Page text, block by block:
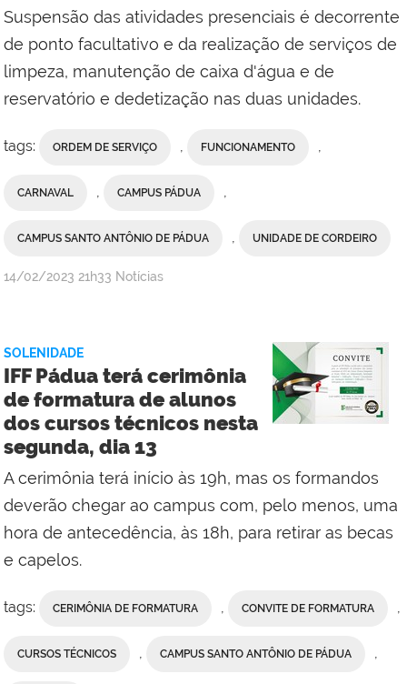
Social
do
Campus
Pádua
Suspensão das atividades presenciais é decorrente
de ponto facultativo e da realização de serviços de
limpeza, manutenção de caixa d'água e de
reservatório e dedetização nas duas unidades.
tags: ORDEM DE SERVIÇO , FUNCIONAMENTO ,
CARNAVAL , CAMPUS PÁDUA ,
CAMPUS SANTO ANTÔNIO DE PÁDUA , UNIDADE DE CORDEIRO
por
Santo
Antônio
de
Pádua
com
Social
do
Campus
publicado
14/02/2023 21h33 Notícias
SOLENIDADE
IFF Pádua terá cerimônia
de formatura de alunos
dos cursos técnicos nesta
segunda, dia 13
A cerimônia terá início às 19h, mas os formandos
deverão chegar ao campus com, pelo menos, uma
hora de antecedência, às 18h, para retirar as becas
e capelos.
tags: CERIMÔNIA DE FORMATURA CONVITE DE FORMATURA
CURSOS TÉCNICOS CAMPUS SANTO ANTÔNIO DE PÁDUA